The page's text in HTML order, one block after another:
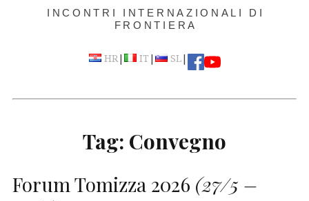
INCONTRI INTERNAZIONALI DI
FRONTIERA
HR| IT | SL|
Tag: Convegno
Forum Tomizza 2026 (27/5 –